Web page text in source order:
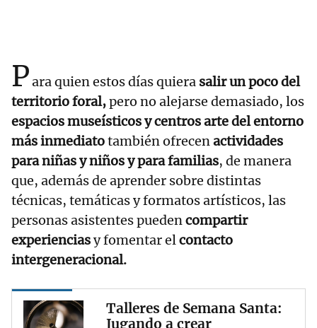
Para quien estos días quiera salir un poco del
territorio foral,pero no alejarse demasiado, los
espacios museísticos y centros arte del entorno
más inmediatotambién ofrecenactividades
para niñas y niños y para familias, de manera
que, además de aprender sobre distintas
técnicas, temáticas y formatos artísticos, las
personas asistentes puedencompartir
experienciasy fomentar elcontacto
intergeneracional.
Talleres de Semana Santa:
Jugando a crear